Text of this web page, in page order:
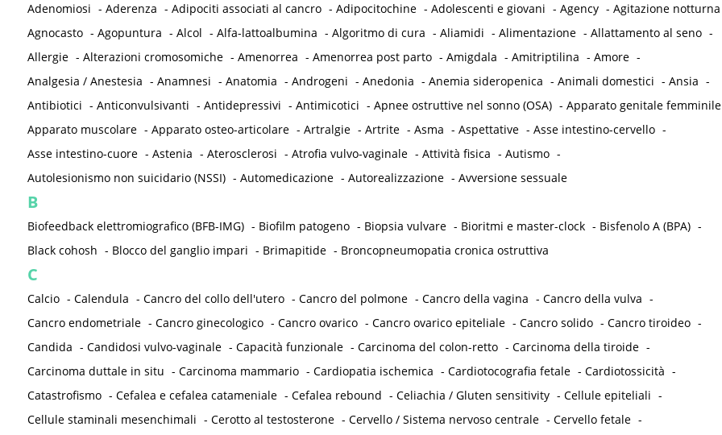
Adenomiosi - Aderenza - Adipociti associati al cancro - Adipocitochine - Adolescenti e giovani - Agency - Agitazione notturna
Agnocasto - Agopuntura - Alcol - Alfa-lattoalbumina - Algoritmo di cura - Aliamidi - Alimentazione - Allattamento al seno -
Allergie - Alterazioni cromosomiche - Amenorrea - Amenorrea post parto - Amigdala - Amitriptilina - Amore -
Analgesia / Anestesia - Anamnesi - Anatomia - Androgeni - Anedonia - Anemia sideropenica - Animali domestici - Ansia -
Antibiotici - Anticonvulsivanti - Antidepressivi - Antimicotici - Apnee ostruttive nel sonno (OSA) - Apparato genitale femminile
Apparato muscolare - Apparato osteo-articolare - Artralgie - Artrite - Asma - Aspettative - Asse intestino-cervello -
Asse intestino-cuore - Astenia - Aterosclerosi - Atrofia vulvo-vaginale - Attività fisica - Autismo -
Autolesionismo non suicidario (NSSI) - Automedicazione - Autorealizzazione - Avversione sessuale
B
Biofeedback elettromiografico (BFB-IMG) - Biofilm patogeno - Biopsia vulvare - Bioritmi e master-clock - Bisfenolo A (BPA) -
Black cohosh - Blocco del ganglio impari - Brimapitide - Broncopneumopatia cronica ostruttiva
C
Calcio - Calendula - Cancro del collo dell'utero - Cancro del polmone - Cancro della vagina - Cancro della vulva -
Cancro endometriale - Cancro ginecologico - Cancro ovarico - Cancro ovarico epiteliale - Cancro solido - Cancro tiroideo -
Candida - Candidosi vulvo-vaginale - Capacità funzionale - Carcinoma del colon-retto - Carcinoma della tiroide -
Carcinoma duttale in situ - Carcinoma mammario - Cardiopatia ischemica - Cardiotocografia fetale - Cardiotossicità -
Catastrofismo - Cefalea e cefalea catameniale - Cefalea rebound - Celiachia / Gluten sensitivity - Cellule epiteliali -
Cellule staminali mesenchimali - Cerotto al testosterone - Cervello / Sistema nervoso centrale - Cervello fetale -